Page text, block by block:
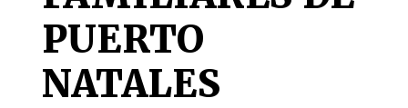
PUERTO
NATALES